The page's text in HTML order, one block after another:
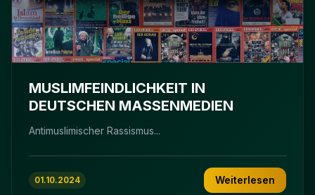
MUSLIMFEINDLICHKEIT IN
DEUTSCHEN MASSENMEDIEN
Antimuslimischer Rassismus...
01.10.2024 Weiterlesen